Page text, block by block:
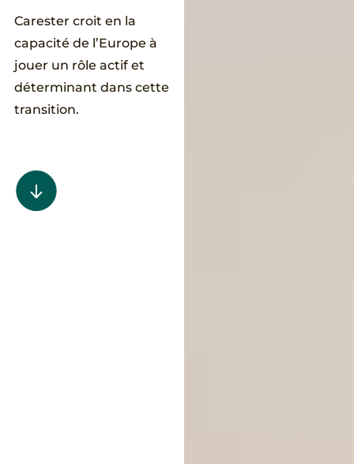
Carester croit en la
capacité de l’Europe à
jouer un rôle actif et
déterminant dans cette
transition.